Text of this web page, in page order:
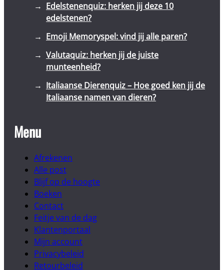
Edelstenenquiz: herken jij deze 10
edelstenen?
Emoji Memoryspel: vind jij alle paren?
Valutaquiz: herken jij de juiste
munteenheid?
Italiaanse Dierenquiz – Hoe goed ken jij de
Italiaanse namen van dieren?
Menu
Afrekenen
Alle post
Blijf op de hoogte
Boeken
Contact
Feitje van de dag
Klantenportaal
Mijn account
Privacybeleid
Retourbeleid